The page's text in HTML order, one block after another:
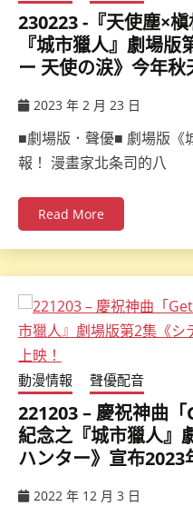
230223 -『天使塵×
『城市獵人』劇場
ー 天使の涙》今年秋
2023 年 2 月 23 日
■劇場版．聲優■ 劇場版
報！ 漫畫家北条司的八
Read More
動漫情報 聲優配音
221203 – 慶祝神曲
紀念之『城市獵人』
ハンター》宣布2023
2022 年 12 月 3 日